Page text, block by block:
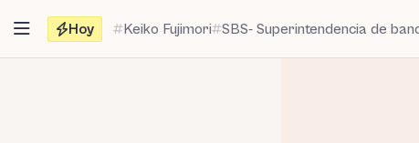
contenido
Hoy Keiko Fujimori SBS- Superintendencia de